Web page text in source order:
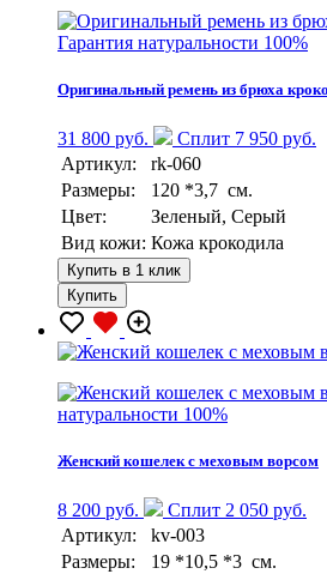
Гарантия натуральности 100%
Оригинальный ремень из брюха
31 800 руб.
Сплит 7 950 руб.
Артикул:
rk-060
Размеры:
120 *3,7 см.
Цвет:
Зеленый, Серый
Вид кожи: Кожа крокодила
Купить в 1 клик
Купить
натуральности 100%
Женский кошелек с меховым ворсом
8 200 руб.
Сплит 2 050 руб.
Артикул:
kv-003
Размеры:
19 *10,5 *3 см.